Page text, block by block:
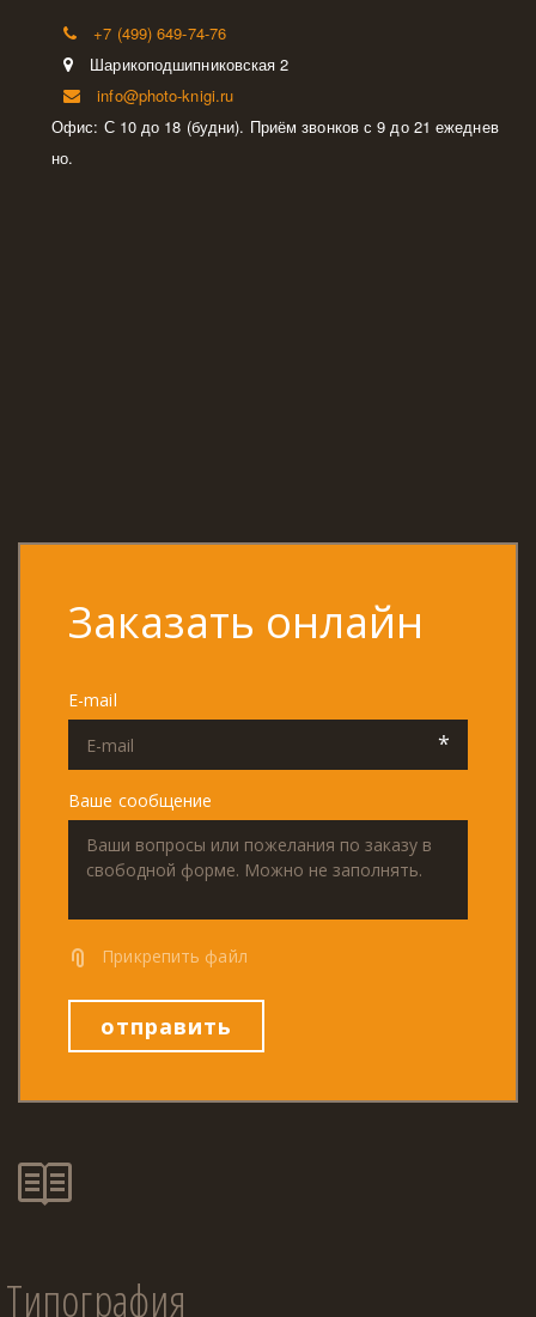
+7 (499) 649-74-76
Шарикоподшипниковская 2
info@photo-knigi.ru
Офис: С 10 до 18 (будни). Приём звонков с 9 до 21 ежеднев
но.
Заказать онлайн
E-mail
*
Ваше сообщение
Прикрепить файл
отправить
Типография